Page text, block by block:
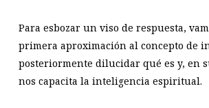
Para esbozar un viso de respuesta,
primera aproximación al concepto de
posteriormente dilucidar qué es y, en
nos capacita la inteligencia espiritual.